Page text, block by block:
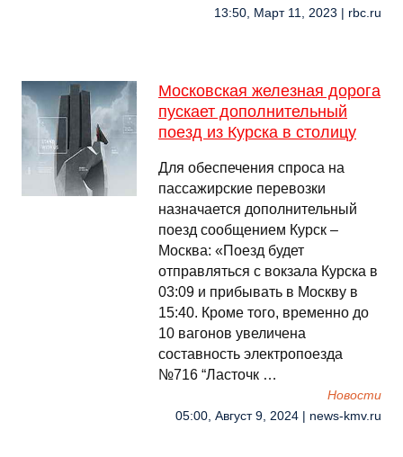
13:50, Март 11, 2023 | rbc.ru
Московская железная дорога
пускает дополнительный
поезд из Курска в столицу
Для обеспечения спроса на
пассажирские перевозки
назначается дополнительный
поезд сообщением Курск –
Москва: «Поезд будет
отправляться с вокзала Курска в
03:09 и прибывать в Москву в
15:40. Кроме того, временно до
10 вагонов увеличена
составность электропоезда
№716 “Ласточк …
Новости
05:00, Август 9, 2024 | news-kmv.ru